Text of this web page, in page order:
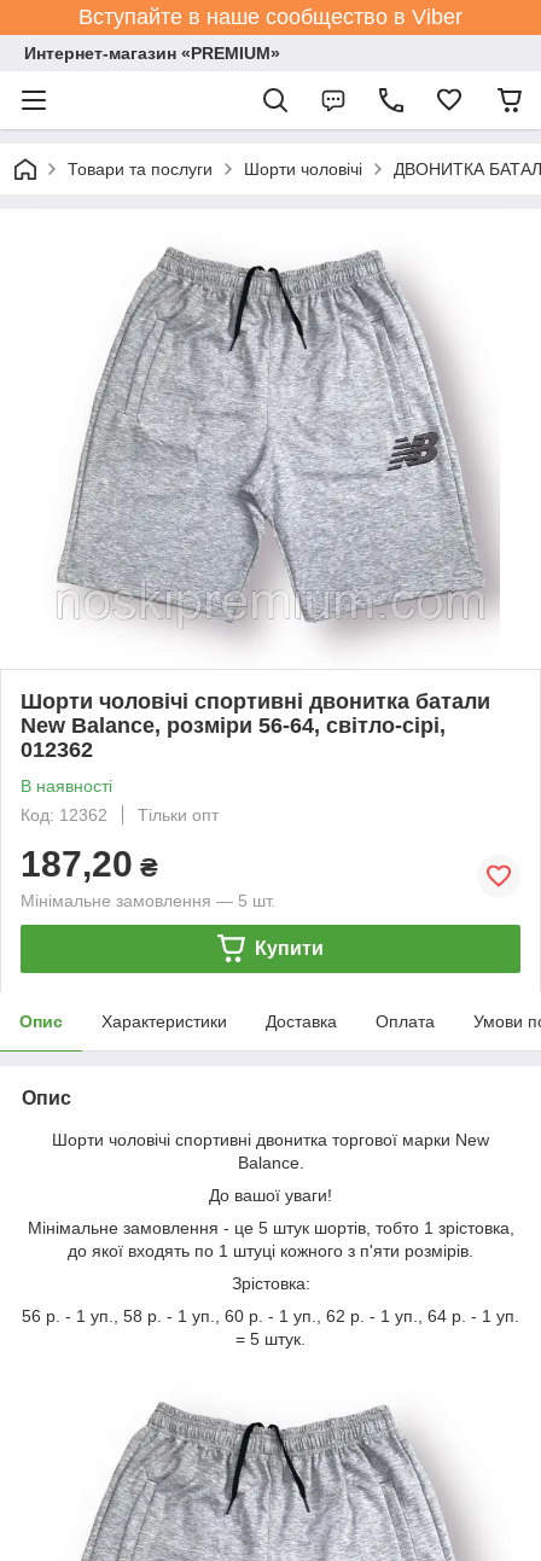
Вступайте в наше сообщество в Viber
Интернет-магазин «PREMIUM»
Товари та послуги Шорти чоловічі ДВОНИТКА БАТАЛИ
Шорти чоловічі спортивні двонитка батали
New Balance, розміри 56-64, світло-сірі,
012362
В наявності
Код: 12362
Тільки опт
187,20 ₴
Мінімальне замовлення — 5 шт.
Купити
Опис Характеристики Доставка Оплата Умови
Опис
Шорти чоловічі спортивні двонитка торгової марки New
Balance.
До вашої уваги!
Мінімальне замовлення - це 5 штук шортів, тобто 1 зрістовка,
до якої входять по 1 штуці кожного з п'яти розмірів.
Зрістовка:
56 р. - 1 уп., 58 р. - 1 уп., 60 р. - 1 уп., 62 р. - 1 уп., 64 р. - 1 уп.
= 5 штук.